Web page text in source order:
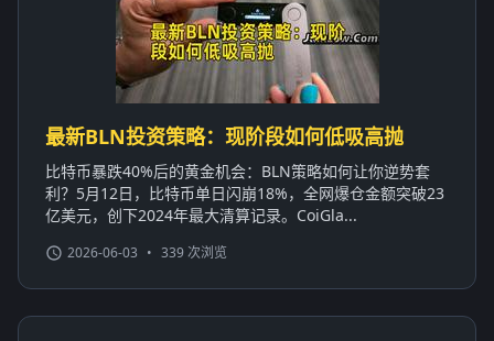
最新BLN投资策略：现阶段如何低吸高抛
比特币暴跌40%后的黄金机会：BLN策略如何让你逆势套
利？5月12日，比特币单日闪崩18%，全网爆仓金额突破23
亿美元，创下2024年最大清算记录。CoiGla...
2026-06-03 • 339 次浏览